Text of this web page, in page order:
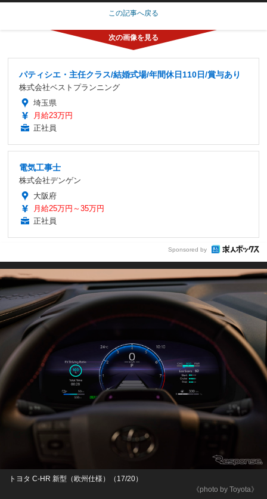
この記事へ戻る
パティシエ・主任クラス/結婚式場/年間休日110日/賞与あり
株式会社ベストプランニング
埼玉県
月給23万円
正社員
電気工事士
株式会社デンゲン
大阪府
月給25万円～35万円
正社員
Sponsored by
《photo by Toyota》
トヨタ C-HR 新型（欧州仕様）（17/20）